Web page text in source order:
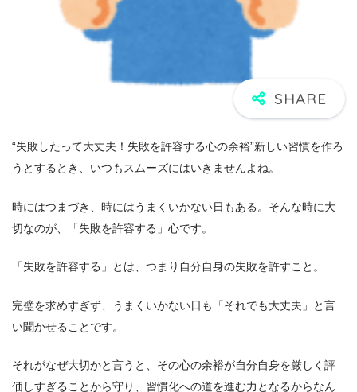
“失敗したって大丈夫！失敗を許容する心の余裕”新しい習慣を作ろ
うとするとき、いつもスムーズにはいきませんよね。
時にはつまづき、時にはうまくいかない日もある。そんな時に大
切なのが、「失敗を許容する」心です。
「失敗を許容する」とは、つまり自分自身の失敗を許すこと。
完璧を求めすぎず、うまくいかない日も「それでも大丈夫」と言
い聞かせることです。
それがなぜ大切かと言うと、その心の余裕が自分自身を厳しく評
価しすぎることから守り、習慣化への道を進む力となるからなん